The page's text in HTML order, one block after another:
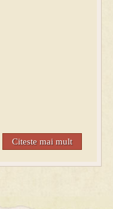
Citeste mai mult